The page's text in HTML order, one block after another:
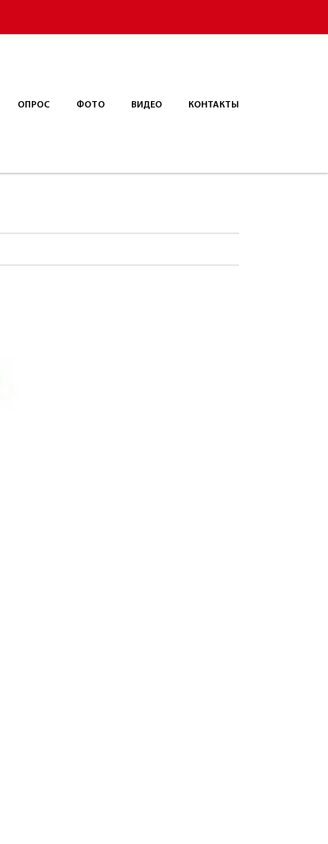
ОПРОС ФОТО ВИДЕО КОНТАКТЫ